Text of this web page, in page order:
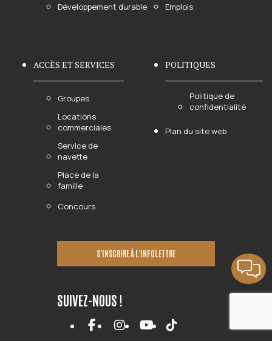
Développement durable
Emplois
ACCÈS ET SERVICES
Groupes
Locations
commerciales
Service de
navette
Place de la
famille
Concours
POLITIQUES
Politique de
confidentialité
Plan du site web
S’INSCRIRE À L’INFOLETTRE
SUIVEZ-NOUS !